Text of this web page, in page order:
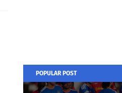
POPULAR POST